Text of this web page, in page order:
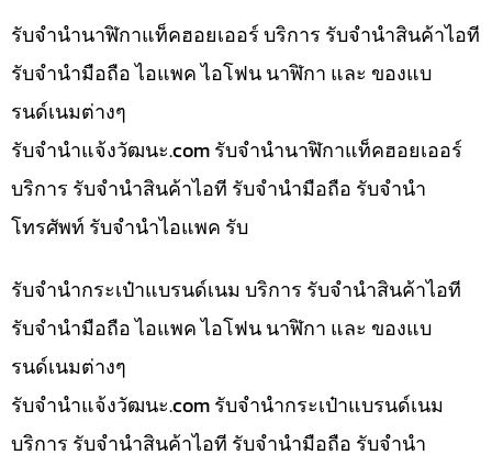
รับจำนำนาฬิกาแท็คฮอยเออร์ บริการ รับจำนำสินค้าไอที
รับจำนำมือถือ ไอแพค ไอโฟน นาฬิกา และ ของแบ
รนด์เนมต่างๆ
รับจํานําแจ้งวัฒนะ.com รับจำนำนาฬิกาแท็คฮอยเออร์
บริการ รับจำนำสินค้าไอที รับจำนำมือถือ รับจำนำ
โทรศัพท์ รับจำนำไอแพค รับ
รับจำนำกระเป๋าแบรนด์เนม บริการ รับจำนำสินค้าไอที
รับจำนำมือถือ ไอแพค ไอโฟน นาฬิกา และ ของแบ
รนด์เนมต่างๆ
รับจํานําแจ้งวัฒนะ.com รับจำนำกระเป๋าแบรนด์เนม
บริการ รับจำนำสินค้าไอที รับจำนำมือถือ รับจำนำ